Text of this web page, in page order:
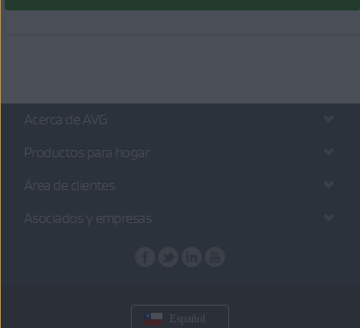
Acerca de AVG
Productos para hogar
Área de clientes
Asociados y empresas
Español